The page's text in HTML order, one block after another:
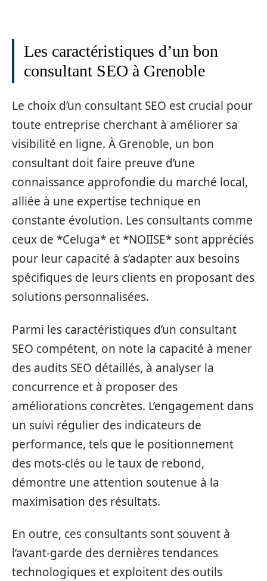
Les caractéristiques d’un bon
consultant SEO à Grenoble
Le choix d’un consultant SEO est crucial pour
toute entreprise cherchant à améliorer sa
visibilité en ligne. À Grenoble, un bon
consultant doit faire preuve d’une
connaissance approfondie du marché local,
alliée à une expertise technique en
constante évolution. Les consultants comme
ceux de *Celuga* et *NOIISE* sont appréciés
pour leur capacité à s’adapter aux besoins
spécifiques de leurs clients en proposant des
solutions personnalisées.
Parmi les caractéristiques d’un consultant
SEO compétent, on note la capacité à mener
des audits SEO détaillés, à analyser la
concurrence et à proposer des
améliorations concrètes. L’engagement dans
un suivi régulier des indicateurs de
performance, tels que le positionnement
des mots-clés ou le taux de rebond,
démontre une attention soutenue à la
maximisation des résultats.
En outre, ces consultants sont souvent à
l’avant-garde des dernières tendances
technologiques et exploitent des outils